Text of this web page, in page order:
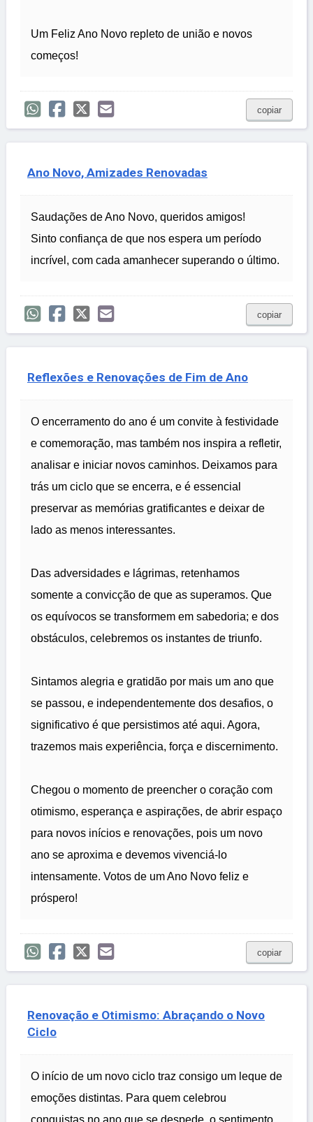
Um Feliz Ano Novo repleto de união e novos
começos!
copiar
Ano Novo, Amizades Renovadas
Saudações de Ano Novo, queridos amigos!
Sinto confiança de que nos espera um período
incrível, com cada amanhecer superando o último.
copiar
Reflexões e Renovações de Fim de Ano
O encerramento do ano é um convite à festividade
e comemoração, mas também nos inspira a refletir,
analisar e iniciar novos caminhos. Deixamos para
trás um ciclo que se encerra, e é essencial
preservar as memórias gratificantes e deixar de
lado as menos interessantes.
Das adversidades e lágrimas, retenhamos
somente a convicção de que as superamos. Que
os equívocos se transformem em sabedoria; e dos
obstáculos, celebremos os instantes de triunfo.
Sintamos alegria e gratidão por mais um ano que
se passou, e independentemente dos desafios, o
significativo é que persistimos até aqui. Agora,
trazemos mais experiência, força e discernimento.
Chegou o momento de preencher o coração com
otimismo, esperança e aspirações, de abrir espaço
para novos inícios e renovações, pois um novo
ano se aproxima e devemos vivenciá-lo
intensamente. Votos de um Ano Novo feliz e
próspero!
copiar
Renovação e Otimismo: Abraçando o Novo
Ciclo
O início de um novo ciclo traz consigo um leque de
emoções distintas. Para quem celebrou
conquistas no ano que se despede, o sentimento